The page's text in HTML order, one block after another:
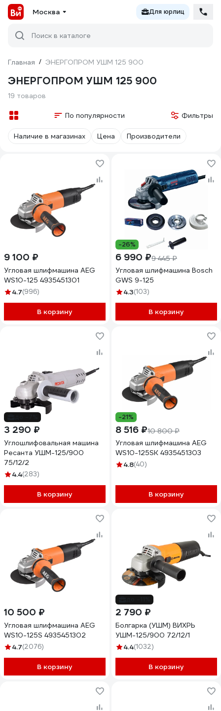
Москва Для юрлиц
Поиск в каталоге
Главная / ЭНЕРГОПРОМ УШМ 125 900
ЭНЕРГОПРОМ УШМ 125 900
19 товаров
По популярности Фильтры
Наличие в магазинах Цена Производители
9 100 ₽
Угловая шлифмашина AEG
WS10-125 4935451301
4.7(996)
В корзину
-26%
6 990 ₽9 445 ₽
Угловая шлифмашина Bosch
GWS 9-125
4.3(103)
В корзину
3 290 ₽
Углошлифовальная машина
Ресанта УШМ-125/900
75/12/2
4.4(283)
В корзину
-21%
8 516 ₽10 800 ₽
Угловая шлифмашина AEG
WS10-125SK 4935451303
4.8(40)
В корзину
10 500 ₽
Угловая шлифмашина AEG
WS10-125S 4935451302
4.7(2076)
В корзину
2 790 ₽
Болгарка (УШМ) ВИХРЬ
УШМ-125/900 72/12/1
4.4(1032)
В корзину